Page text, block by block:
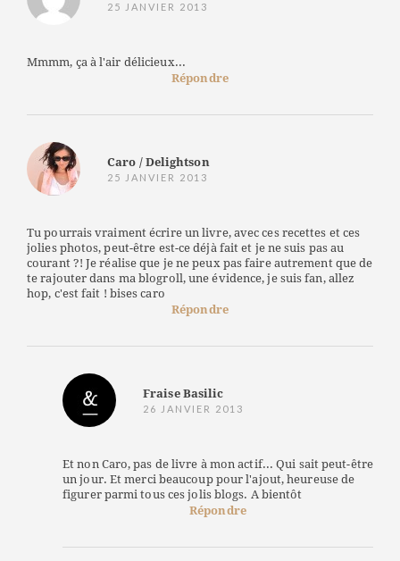
25 JANVIER 2013
Mmmm, ça à l'air délicieux...
Répondre
Caro / Delightson
25 JANVIER 2013
Tu pourrais vraiment écrire un livre, avec ces recettes et ces
jolies photos, peut-être est-ce déjà fait et je ne suis pas au
courant ?! Je réalise que je ne peux pas faire autrement que de
te rajouter dans ma blogroll, une évidence, je suis fan, allez
hop, c'est fait ! bises caro
Répondre
Fraise Basilic
26 JANVIER 2013
Et non Caro, pas de livre à mon actif... Qui sait peut-être
un jour. Et merci beaucoup pour l'ajout, heureuse de
figurer parmi tous ces jolis blogs. A bientôt
Répondre